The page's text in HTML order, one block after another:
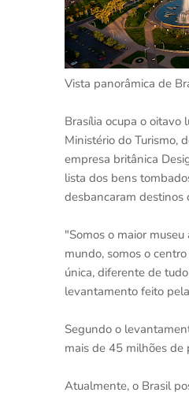
Vista panorâmica de
Brasília ocupa o
Ministério do Turismo,
empresa britânica
lista dos bens
desbancaram destinos
"Somos o maior
mundo, somos o
única, diferente de
levantamento feito
Segundo o
mais de 45 milhões de
Atualmente, o Brasil